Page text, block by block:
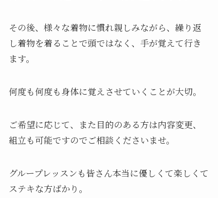
その後、様々な着物に慣れ親しみながら、繰り返
し着物を着ることで頭ではなく、手が覚えて行き
ます。
何度も何度も身体に覚えさせていくことが大切。
ご希望に応じて、また目的のある方は内容変更、
組立も可能ですのでご相談くださいませ。
グループレッスンも皆さん本当に優しくて楽しくて
ステキな方ばかり。